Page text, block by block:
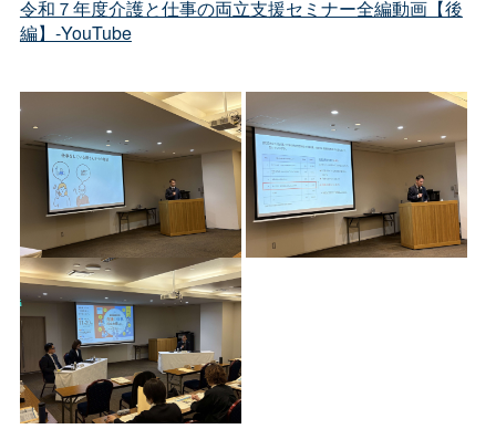
令和７年度介護と仕事の両立支援セミナー全編動画【後
編】-YouTube